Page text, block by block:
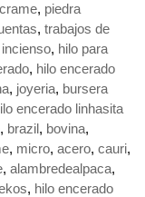
piedra
trabajos de
incienso hilo para
hilo encerado
joyeria bursera
encerado linhasita
brazil bovina
micro acero cauri
alambredealpaca
hilo encerado